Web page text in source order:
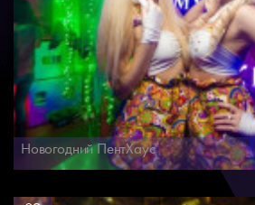
Новогодний ПентХаус